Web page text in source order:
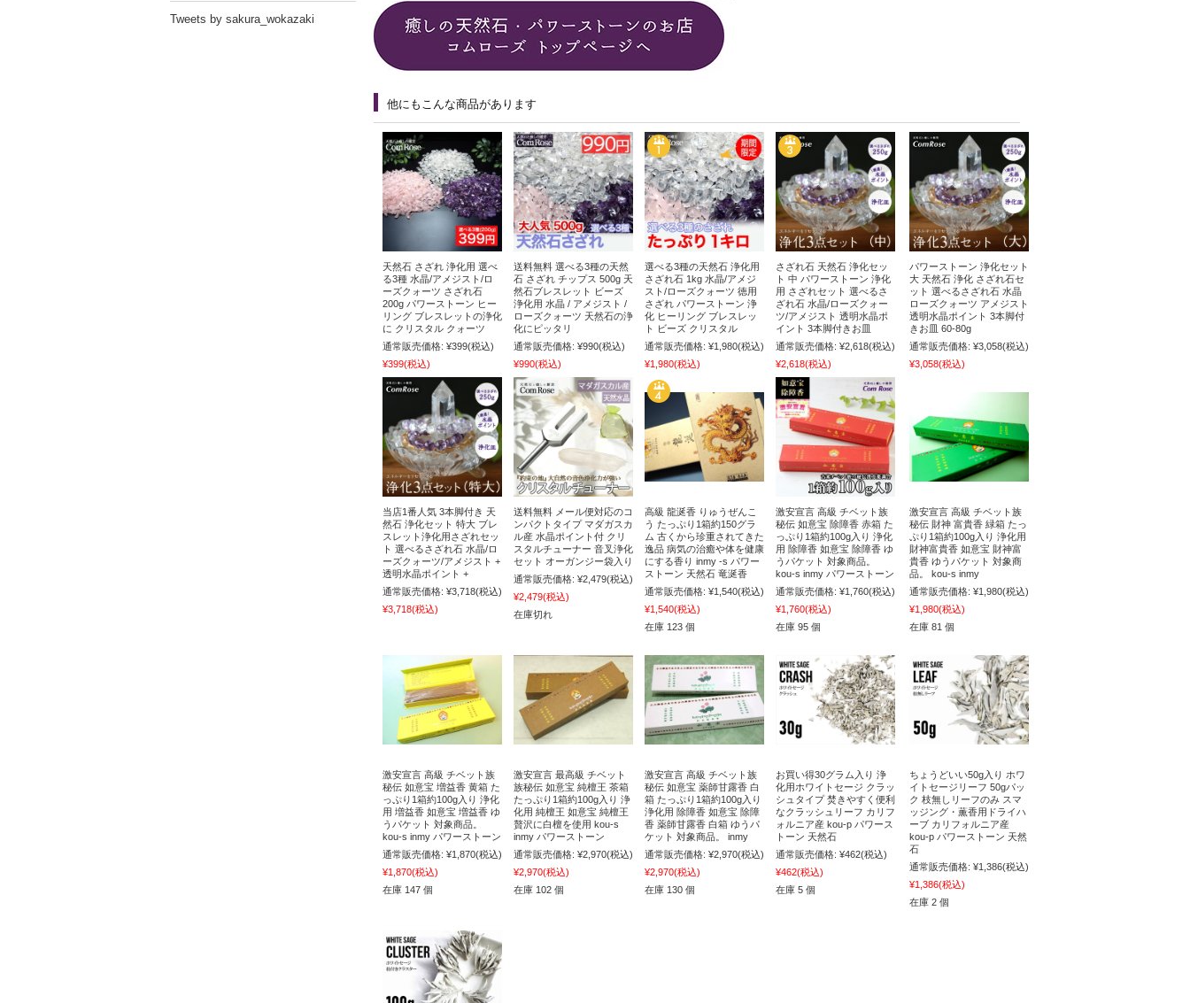
他にもこんな商品があります
天然石 さざれ 浄化用 選べ
る3種 水晶/アメジスト/ロ
ーズクォーツ さざれ石
200g パワーストーン ヒー
リング ブレスレットの浄化
に クリスタル クォーツ
通常販売価格: ¥399(税込)
¥399(税込)
送料無料 選べる3種の天然
石 さざれ チップス 500g 天
然石ブレスレット ビーズ
浄化用 水晶 / アメジスト /
ローズクォーツ 天然石の浄
化にピッタリ
通常販売価格: ¥990(税込)
¥990(税込)
選べる3種の天然石 浄化用
さざれ石 1kg 水晶/アメジ
スト/ローズクォーツ 徳用
さざれ パワーストーン 浄
化 ヒーリング ブレスレッ
ト ビーズ クリスタル
通常販売価格: ¥1,980(税込)
¥1,980(税込)
さざれ石 天然石 浄化セッ
ト 中 パワーストーン 浄化
用 さざれセット 選べるさ
ざれ石 水晶/ローズクォー
ツ/アメジスト 透明水晶ポ
イント 3本脚付きお皿
通常販売価格: ¥2,618(税込)
¥2,618(税込)
パワーストーン 浄化セット
大 天然石 浄化 さざれ石セ
ット 選べるさざれ石 水晶
ローズクォーツ アメジスト
透明水晶ポイント 3本脚付
きお皿 60-80g
通常販売価格: ¥3,058(税込)
¥3,058(税込)
当店1番人気 3本脚付き 天
然石 浄化セット 特大 ブレ
スレット浄化用さざれセッ
ト 選べるさざれ石 水晶/ロ
ーズクォーツ/アメジスト +
透明水晶ポイント +
通常販売価格: ¥3,718(税込)
¥3,718(税込)
送料無料 メール便対応のコ
ンパクトタイプ マダガスカ
ル産 水晶ポイント付 クリ
スタルチューナー 音叉浄化
セット オーガンジー袋入り
通常販売価格: ¥2,479(税込)
¥2,479(税込)
在庫切れ
高級 龍涎香 りゅうぜんこ
う たっぷり1箱約150グラ
ム 古くから珍重されてきた
逸品 病気の治癒や体を健康
にする香り inmy -s パワー
ストーン 天然石 竜涎香
通常販売価格: ¥1,540(税込)
¥1,540(税込)
在庫 123 個
激安宣言 高級 チベット族
秘伝 如意宝 除障香 赤箱 た
っぷり1箱約100g入り 浄化
用 除障香 如意宝 除障香 ゆ
うパケット 対象商品。
kou-s inmy パワーストーン
通常販売価格: ¥1,760(税込)
¥1,760(税込)
在庫 95 個
激安宣言 高級 チベット族
秘伝 財神 富貴香 緑箱 たっ
ぷり1箱約100g入り 浄化用
財神富貴香 如意宝 財神富
貴香 ゆうパケット 対象商
品。 kou-s inmy
通常販売価格: ¥1,980(税込)
¥1,980(税込)
在庫 81 個
激安宣言 高級 チベット族
秘伝 如意宝 増益香 黄箱 た
っぷり1箱約100g入り 浄化
用 増益香 如意宝 増益香 ゆ
うパケット 対象商品。
kou-s inmy パワーストーン
通常販売価格: ¥1,870(税込)
¥1,870(税込)
在庫 147 個
激安宣言 最高級 チベット
族秘伝 如意宝 純檀王 茶箱
たっぷり1箱約100g入り 浄
化用 純檀王 如意宝 純檀王
贅沢に白檀を使用 kou-s
inmy パワーストーン
通常販売価格: ¥2,970(税込)
¥2,970(税込)
在庫 102 個
激安宣言 高級 チベット族
秘伝 如意宝 薬師甘露香 白
箱 たっぷり1箱約100g入り
浄化用 除障香 如意宝 除障
香 薬師甘露香 白箱 ゆうパ
ケット 対象商品。 inmy
通常販売価格: ¥2,970(税込)
¥2,970(税込)
在庫 130 個
お買い得30グラム入り 浄
化用ホワイトセージ クラッ
シュタイプ 焚きやすく便利
なクラッシュリーフ カリフ
ォルニア産 kou-p パワース
トーン 天然石
通常販売価格: ¥462(税込)
¥462(税込)
在庫 5 個
ちょうどいい50g入り ホワ
イトセージリーフ 50gパッ
ク 枝無しリーフのみ スマ
ッジング・薫香用ドライハ
ーブ カリフォルニア産
kou-p パワーストーン 天然
石
通常販売価格: ¥1,386(税込)
¥1,386(税込)
在庫 2 個
Tweets by sakura_wokazaki